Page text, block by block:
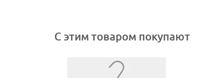
С этим товаром покупают